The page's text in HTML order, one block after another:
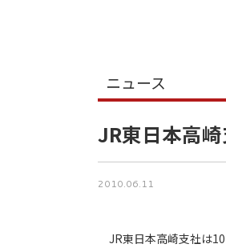
ニュース
JR東日本高
2010.06.11
JR東日本高崎支社は